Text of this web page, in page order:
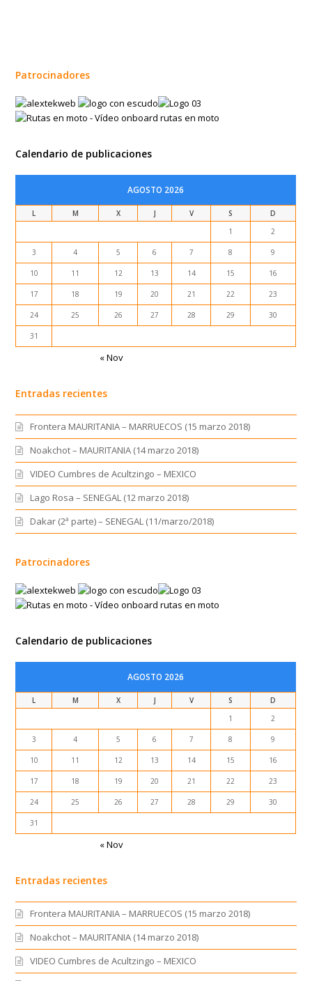
Patrocinadores
Calendario de publicaciones
AGOSTO 2026
L M X J V S
D
1
2
3 4 5 6 7 8 9
10 11 12 13 14 15 16
17 18 19 20 21 22 23
24 25 26 27 28 29 30
31
« Nov
Entradas recientes
Frontera MAURITANIA – MARRUECOS (15 marzo 2018)
Noakchot – MAURITANIA (14 marzo 2018)
VIDEO Cumbres de Acultzingo – MEXICO
Lago Rosa – SENEGAL (12 marzo 2018)
Dakar (2ª parte) – SENEGAL (11/marzo/2018)
Patrocinadores
Calendario de publicaciones
AGOSTO 2026
L M X J V S
D
1
2
3 4 5 6 7 8 9
10 11 12 13 14 15 16
17 18 19 20 21 22 23
24 25 26 27 28 29 30
31
« Nov
Entradas recientes
Frontera MAURITANIA – MARRUECOS (15 marzo 2018)
Noakchot – MAURITANIA (14 marzo 2018)
VIDEO Cumbres de Acultzingo – MEXICO